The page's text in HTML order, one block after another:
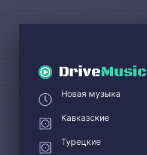
DriveMusic
Новая музыка
Кавказские
Турецкие